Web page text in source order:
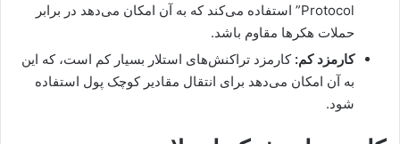
Protocol” استفاده می‌کند که به آن امکان می‌دهد در برابر
حملات هکرها مقاوم باشد.
کارمزد کم: کارمزد تراکنش‌های استلار بسیار کم است، که این
به آن امکان می‌دهد برای انتقال مقادیر کوچک پول استفاده
شود.